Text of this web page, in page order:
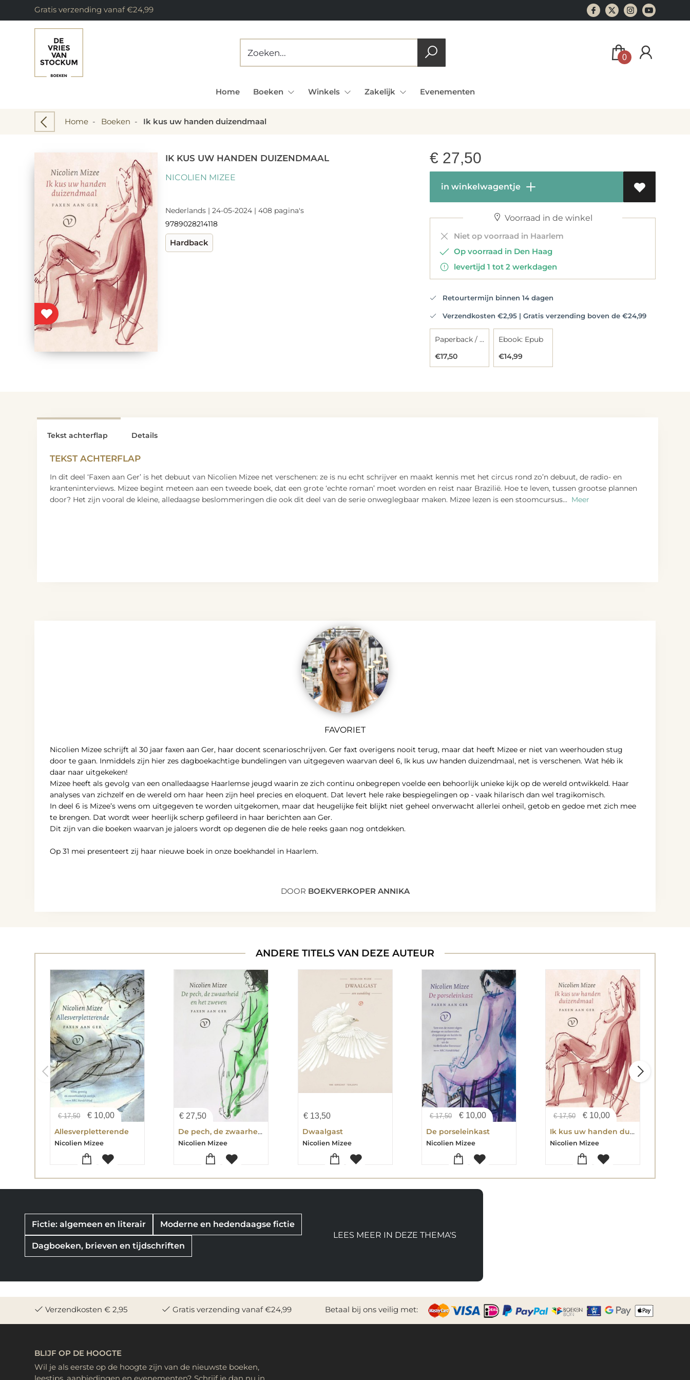
Gratis verzending vanaf €24,99
0
Home Boeken Winkels Zakelijk Evenementen
Home - Boeken - Ik kus uw handen duizendmaal
IK KUS UW HANDEN DUIZENDMAAL
NICOLIEN MIZEE
Nederlands | 24-05-2024 | 408 pagina's
9789028214118
Hardback
€ 27,50
in winkelwagentje
Voorraad in de winkel
Niet op voorraad in Haarlem
Op voorraad in Den Haag
levertijd 1 tot 2 werkdagen
Retourtermijn binnen 14 dagen
Verzendkosten €2,95 | Gratis verzending boven de €24,99
Paperback / softback
€17,50
Ebook: Epub
€14,99
Tekst achterflap
TEKST ACHTERFLAP
In dit deel ‘Faxen aan Ger’ is het debuut van Nicolien Mizee net verschenen: ze is nu echt schrijver en maakt kennis met het circus rond zo’n debuut, de radio- en
kranteninterviews. Mizee begint meteen aan een tweede boek, dat een grote ‘echte roman’ moet worden en reist naar Brazilië. Hoe te leven, tussen grootse plannen
door? Het zijn vooral de kleine, alledaagse beslommeringen die ook dit deel van de serie onweglegbaar maken. Mizee lezen is een stoomcursus... Meer
Details
FAVORIET
Nicolien Mizee schrijft al 30 jaar faxen aan Ger, haar docent scenarioschrijven. Ger faxt overigens nooit terug, maar dat heeft Mizee er niet van weerhouden stug
door te gaan. Inmiddels zijn hier zes dagboekachtige bundelingen van uitgegeven waarvan deel 6, Ik kus uw handen duizendmaal, net is verschenen. Wat héb ik
daar naar uitgekeken!
Mizee heeft als gevolg van een onalledaagse Haarlemse jeugd waarin ze zich continu onbegrepen voelde een behoorlijk unieke kijk op de wereld ontwikkeld. Haar
analyses van zichzelf en de wereld om haar heen zijn heel precies en eloquent. Dat levert hele rake bespiegelingen op - vaak hilarisch dan wel tragikomisch.
In deel 6 is Mizee’s wens om uitgegeven te worden uitgekomen, maar dat heugelijke feit blijkt niet geheel onverwacht allerlei onheil, getob en gedoe met zich mee
te brengen. Dat wordt weer heerlijk scherp gefileerd in haar berichten aan Ger.
Dit zijn van die boeken waarvan je jaloers wordt op degenen die de hele reeks gaan nog ontdekken.
Op 31 mei presenteert zij haar nieuwe boek in onze boekhandel in Haarlem.
DOOR BOEKVERKOPER ANNIKA
ANDERE TITELS VAN DEZE AUTEUR
€17,50 € 10,00
Allesverpletterende
Nicolien Mizee
€ 27,50
De pech, de zwaarheid en het zweven
Nicolien Mizee
€13,50
Dwaalgast
Nicolien Mizee
€17,50 €10,00
De porseleinkast
Nicolien Mizee
€17,50 € 10,00
Ik kus uw handen duizendmaal
Nicolien Mizee
Fictie: algemeen en literair Moderne en hedendaagse fictie
Dagboeken, brieven en tijdschriften
LEES MEER IN DEZE THEMA'S
Verzendkosten € 2,95 Gratis verzending vanaf €24,99 Betaal bij ons veilig met:
BLIJF OP DE HOOGTE
Wil je als eerste op de hoogte zijn van de nieuwste boeken,